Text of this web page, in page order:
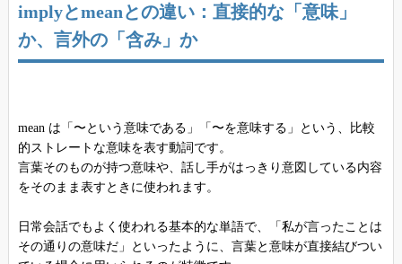
implyとmeanとの違い：直接的な「意味」
か、言外の「含み」か
mean は「〜という意味である」「〜を意味する」という、比較
的ストレートな意味を表す動詞です。
言葉そのものが持つ意味や、話し手がはっきり意図している内容
をそのまま表すときに使われます。
日常会話でもよく使われる基本的な単語で、「私が言ったことは
その通りの意味だ」といったように、言葉と意味が直接結びつい